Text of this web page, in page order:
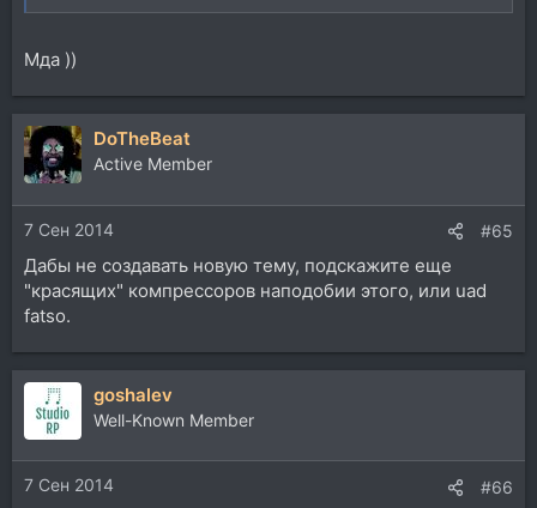
Мда ))
DoTheBeat
Active Member
7 Сен 2014 #65
Дабы не создавать новую тему, подскажите еще
"красящих" компрессоров наподобии этого, или uad
fatso.
goshalev
Well-Known Member
7 Сен 2014 #66